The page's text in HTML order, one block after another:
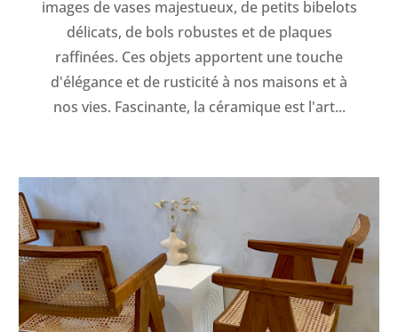
images de vases majestueux, de petits bibelots
délicats, de bols robustes et de plaques
raffinées. Ces objets apportent une touche
d'élégance et de rusticité à nos maisons et à
nos vies. Fascinante, la céramique est l'art...